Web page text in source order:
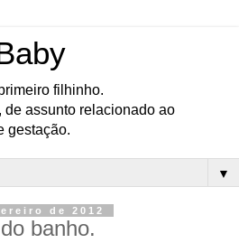
filhinho.
de assunto relacionado ao
gestação.
▼
de 2012
banho.